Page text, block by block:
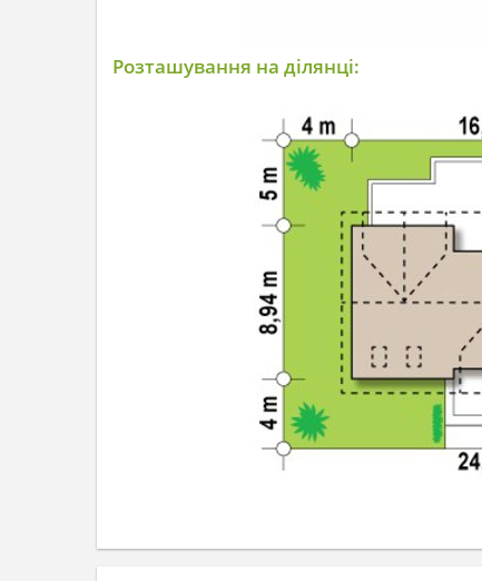
Розташування на ділянці: